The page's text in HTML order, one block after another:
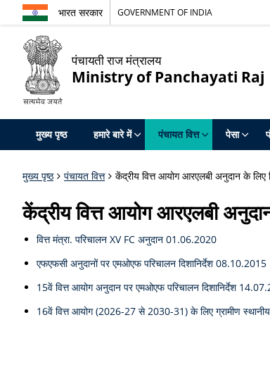
भारत सरकार GOVERNMENT OF INDIA
पंचायती राज मंत्रालय
Ministry of Panchayati Raj
मुख्य पृष्ठ हमारे बारे में पंचायत वित्त पेसा
मुख्य पृष्ठ पंचायत वित्त केंद्रीय वित्त आयोग आरएलबी अनुदान के लिए
केंद्रीय वित्त आयोग आरएलबी
वित्त मंत्रा. परिचालन XV FC अनुदान 01.06.2020
एफएफसी अनुदानों पर एमओएफ परिचालन दिशानिर्देश 08.10.2015
15वें वित्त आयोग अनुदान पर एमओएफ परिचालन दिशानिर्देश
16वें वित्त आयोग (2026-27 से 2030-31) के लिए ग्रामीण स्थानीय